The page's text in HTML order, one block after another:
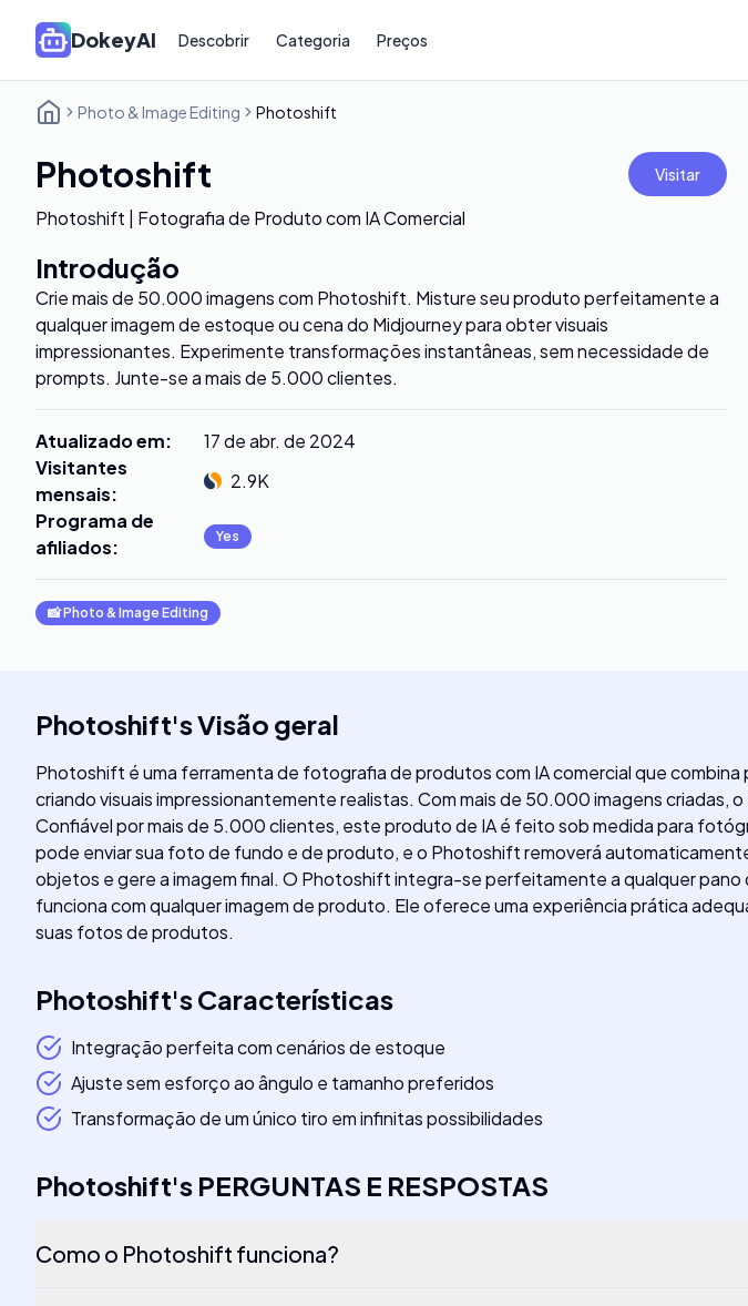
DokeyAI Descobrir Categoria Preços
Photo & Image Editing Photoshift
Photoshift Visitar
Photoshift | Fotografia de Produto com IA Comercial
Introdução
Crie mais de 50.000 imagens com Photoshift. Misture seu produto perfeitamente a
qualquer imagem de estoque ou cena do Midjourney para obter visuais
impressionantes. Experimente transformações instantâneas, sem necessidade de
prompts. Junte-se a mais de 5.000 clientes.
Atualizado em:
17 de abr. de 2024
Visitantes
mensais:
2.9K
Programa de
afiliados: Yes
📸Photo & Image Editing
Photoshift'sVisão geral
Photoshift é uma ferramenta de fotografia de produtos com IA comercial que
criando visuais impressionantemente realistas. Com mais de 50.000 imagens
Confiável por mais de 5.000 clientes, este produto de IA é feito sob medida para
pode enviar sua foto de fundo e de produto, e o Photoshift removerá
objetos e gere a imagem final. O Photoshift integra-se perfeitamente a qualquer
funciona com qualquer imagem de produto. Ele oferece uma experiência prática
suas fotos de produtos.
Photoshift'sCaracterísticas
Integração perfeita com cenários de estoque
Ajuste sem esforço ao ângulo e tamanho preferidos
Transformação de um único tiro em infinitas possibilidades
Photoshift's PERGUNTAS E RESPOSTAS
Como o Photoshift funciona?